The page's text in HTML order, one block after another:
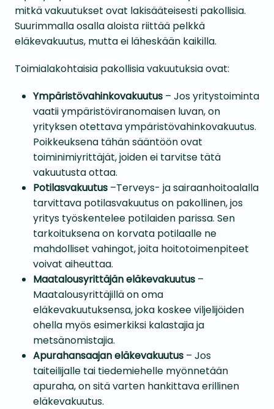
mitkä vakuutukset ovat lakisääteisesti pakollisia.
Suurimmalla osalla aloista riittää pelkkä
eläkevakuutus, mutta ei läheskään kaikilla.
Toimialakohtaisia pakollisia vakuutuksia ovat:
Ympäristövahinkovakuutus– Jos yritystoiminta
vaatii ympäristöviranomaisen luvan, on
yrityksen otettava ympäristövahinkovakuutus.
Poikkeuksena tähän sääntöön ovat
toiminimiyrittäjät, joiden ei tarvitse tätä
vakuutusta ottaa.
Potilasvakuutus–Terveys- ja sairaanhoitoalalla
tarvittava potilasvakuutus on pakollinen, jos
yritys työskentelee potilaiden parissa. Sen
tarkoituksena on korvata potilaalle ne
mahdolliset vahingot, joita hoitotoimenpiteet
voivat aiheuttaa.
Maatalousyrittäjän eläkevakuutus–
Maatalousyrittäjillä on oma
eläkevakuutuksensa, joka koskee viljelijöiden
ohella myös esimerkiksi kalastajia ja
metsänomistajia.
Apurahansaajan eläkevakuutus– Jos
taiteilijalle tai tiedemiehelle myönnetään
apuraha, on sitä varten hankittava erillinen
eläkevakuutus.